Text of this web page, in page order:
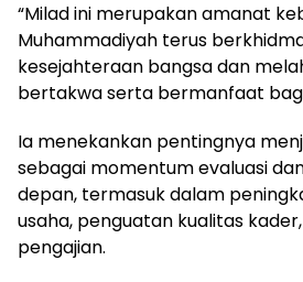
“Milad ini merupakan amanat
Muhammadiyah terus
kesejahteraan bangsa dan
bertakwa serta bermanfaat bagi
Ia menekankan pentingnya
sebagai momentum evaluasi
depan, termasuk dalam
usaha, penguatan kualitas
pengajian.